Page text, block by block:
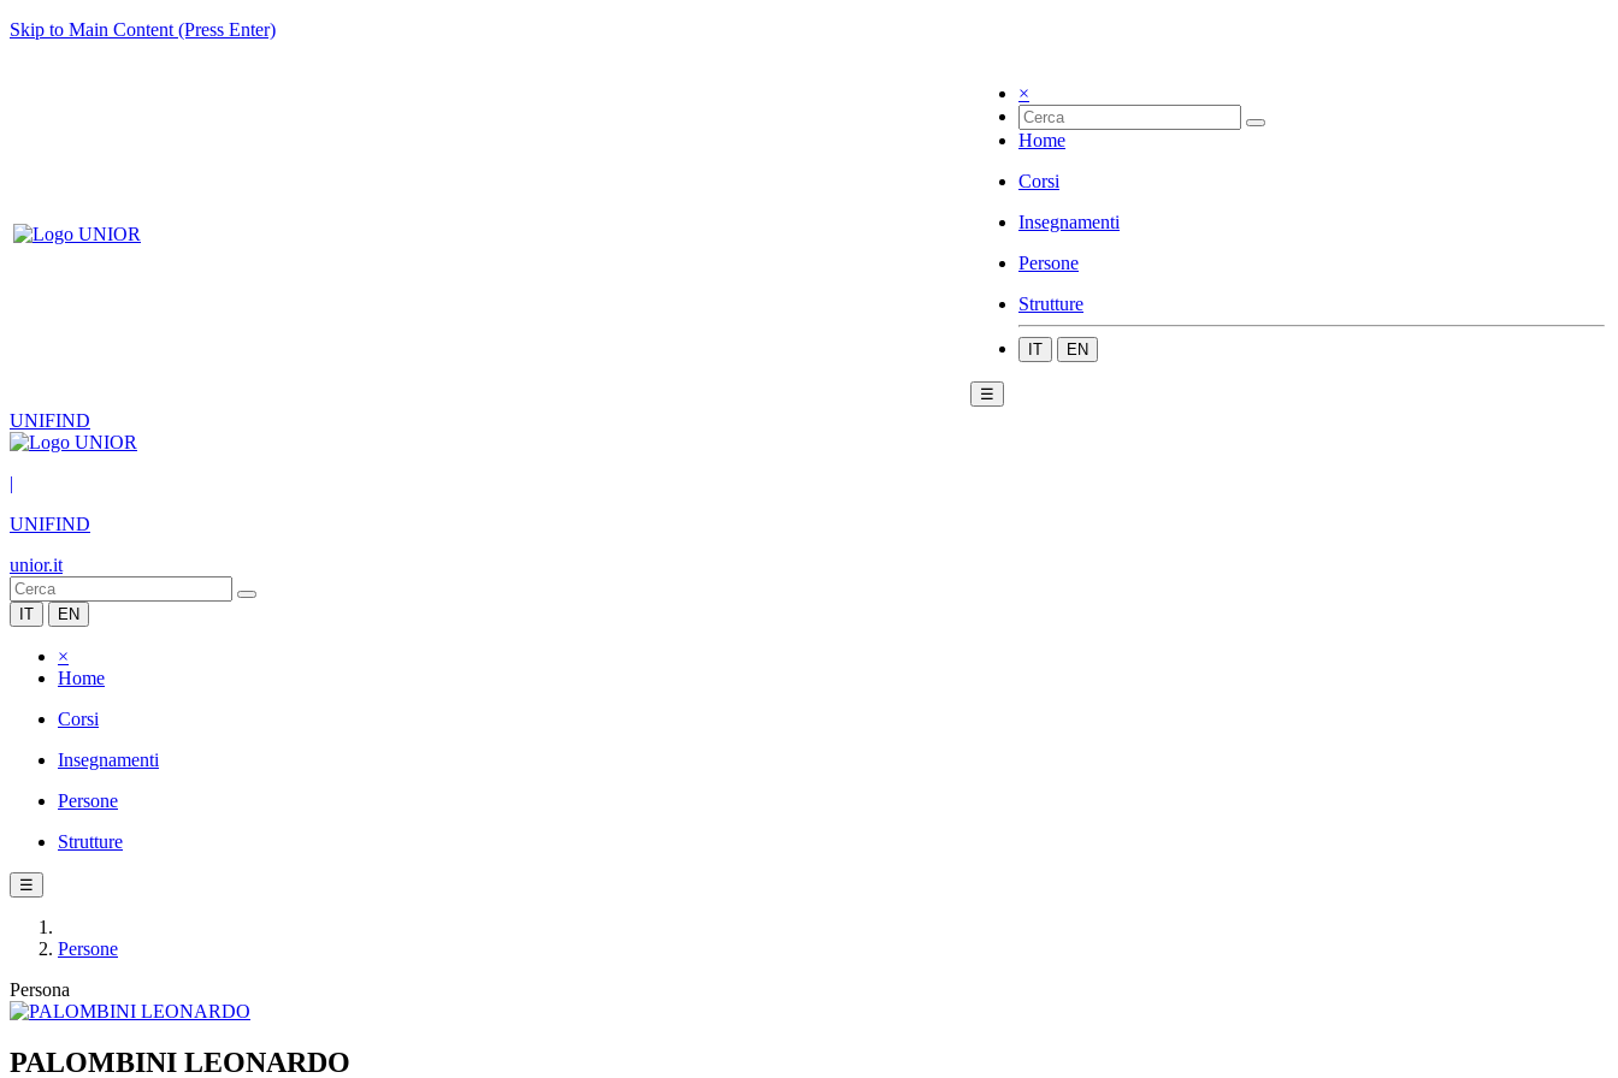
Skip to Main Content (Press Enter)
×
Home
Corsi
Insegnamenti
Persone
Strutture
IT EN
☰
UNIFIND
|
UNIFIND
unior.it
IT EN
×
Home
Corsi
Insegnamenti
Persone
Strutture
☰
Persone
Persona
PALOMBINI LEONARDO